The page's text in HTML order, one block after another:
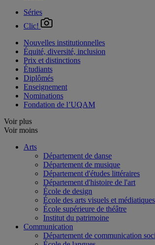
Séries
Clic!
Nouvelles institutionnelles
Équité, diversité, inclusion
Prix et distinctions
Étudiants
Diplômés
Enseignement
Nominations
Fondation de l’UQAM
Voir plus
Voir moins
Arts
Département de danse
Département de musique
Département d'études littéraires
Département d'histoire de l'art
École de design
École des arts visuels et médiatiques
École supérieure de théâtre
Institut du patrimoine
Communication
Département de communication